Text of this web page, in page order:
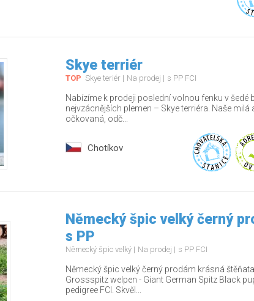
Skye terriér
TOP Skye teriér Na prodej s PP FCI
Nabízíme k prodeji poslední volnou fenku v šedé
nejvzácnějších plemen – Skye terriéra. Naše milá
očkovaná, odč...
Chotíkov
Německý špic velký černý
s PP
Německý špic velký Na prodej s PP FCI
Německý špic velký černý prodám krásná štěňata
Grossspitz welpen - Giant German Spitz Black
pedigree FCI. Skvěl...